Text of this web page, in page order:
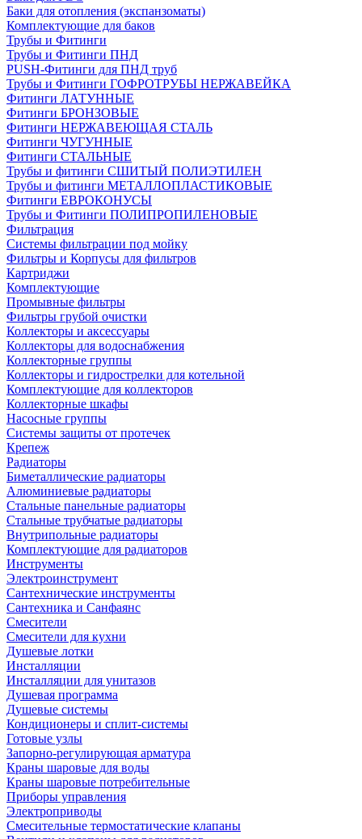
Баки для отопления (экспанзоматы)
Комплектующие для баков
Трубы и Фитинги
Трубы и Фитинги ПНД
PUSH-Фитинги для ПНД труб
Трубы и Фитинги ГОФРОТРУБЫ НЕРЖАВЕЙКА
Фитинги ЛАТУННЫЕ
Фитинги БРОНЗОВЫЕ
Фитинги НЕРЖАВЕЮЩАЯ СТАЛЬ
Фитинги ЧУГУННЫЕ
Фитинги СТАЛЬНЫЕ
Трубы и фитинги СШИТЫЙ ПОЛИЭТИЛЕН
Трубы и фитинги МЕТАЛЛОПЛАСТИКОВЫЕ
Фитинги ЕВРОКОНУСЫ
Трубы и Фитинги ПОЛИПРОПИЛЕНОВЫЕ
Фильтрация
Системы фильтрации под мойку
Фильтры и Корпусы для фильтров
Картриджи
Комплектующие
Промывные фильтры
Фильтры грубой очистки
Коллекторы и аксессуары
Коллекторы для водоснабжения
Коллекторные группы
Коллекторы и гидрострелки для котельной
Комплектующие для коллекторов
Коллекторные шкафы
Насосные группы
Системы защиты от протечек
Крепеж
Радиаторы
Биметаллические радиаторы
Алюминиевые радиаторы
Стальные панельные радиаторы
Стальные трубчатые радиаторы
Внутрипольные радиаторы
Комплектующие для радиаторов
Инструменты
Электроинструмент
Сантехнические инструменты
Сантехника и Санфаянс
Смесители
Смесители для кухни
Душевые лотки
Инсталляции
Инсталляции для унитазов
Душевая программа
Душевые системы
Кондиционеры и сплит-системы
Готовые узлы
Запорно-регулирующая арматура
Краны шаровые для воды
Краны шаровые потребительные
Приборы управления
Электроприводы
Смесительные термостатические клапаны